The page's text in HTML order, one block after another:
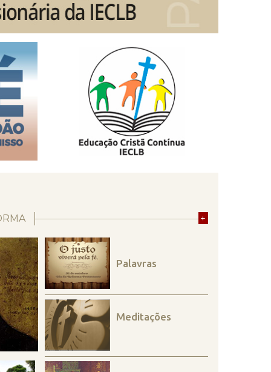
+
Palavras
Meditações